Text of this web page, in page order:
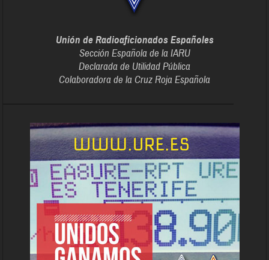
Unión de Radioaficionados Españoles
Sección Española de la IARU
Declarada de Utilidad Pública
Colaboradora de la Cruz Roja Española